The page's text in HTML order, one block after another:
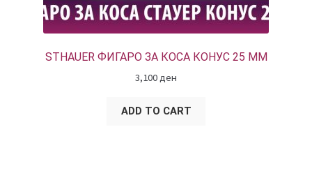
STHAUER ФИГАРО ЗА КОСА КОНУС 25 ММ
3,100ден
ADD TO CART